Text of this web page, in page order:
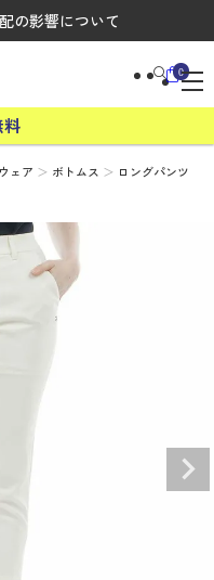
の影響について
0
料
ェア ボトムス
ロングパンツ